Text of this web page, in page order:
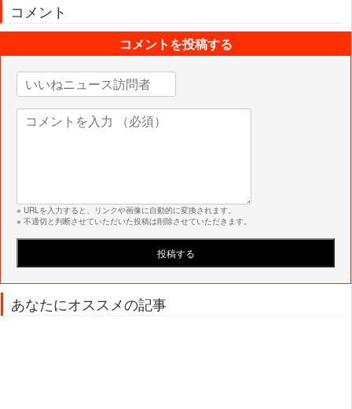
コメント
コメントを投稿する
※ URLを入力すると、リンクや画像に自動的に変換されます。
※ 不適切と判断させていただいた投稿は削除させていただきます。
あなたにオススメの記事